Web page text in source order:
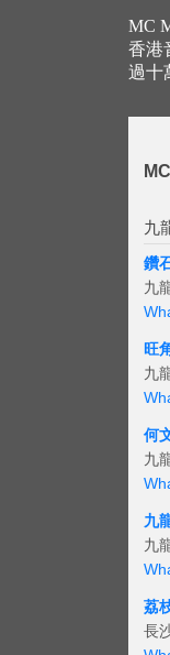
MC
香港
過十
九
鑽
九
旺
九
何
九
九
九
荔
長